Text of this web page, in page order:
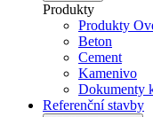
Produkty
Produkty
Beton
Cement
Kamenivo
Dokumenty
Referenční stavby